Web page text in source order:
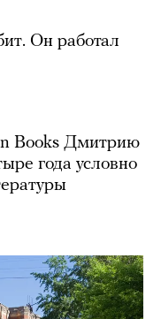
Он работал
Books Дмитрию
года условно